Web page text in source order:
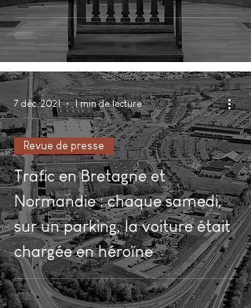
Trafic en Bretagne et
Normandie : chaque samedi,
sur un parking, la voiture était
chargée en héroïne
Revue de presse
7 déc. 2021 1 min de lecture